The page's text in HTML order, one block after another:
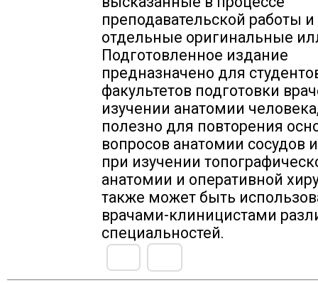
преподавательской работы
отдельные оригинальные
Подготовленное издание
предназначено для
факультетов подготовки
изучении анатомии
полезно для повторения
вопросов анатомии сосудов
при изучении
анатомии и оперативной
также может быть
врачами-клиницистами
специальностей.